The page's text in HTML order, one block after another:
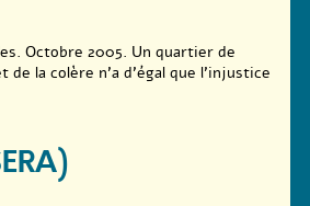
Octobre 2005. Un quartier de
la colère n’a d’égal que l’injustice